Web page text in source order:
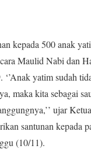
kepada 500 anak
Maulid Nabi dan
‘’Anak yatim sudah
maka kita sebagai
ujar
santunan kepada
(10/11).